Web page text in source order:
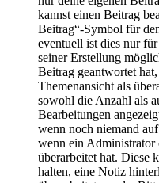
kannst einen Beitrag
Beitrag“-Symbol für
eventuell ist dies nur
seiner Erstellung
Beitrag geantwortet
Themenansicht als
sowohl die Anzahl als
Bearbeitungen
wenn noch niemand
wenn ein Administrator
überarbeitet hat. Diese
halten, eine Notiz